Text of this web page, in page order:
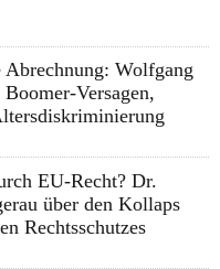
Abrechnung: Wolfgang
Versagen,
EU-Recht? Dr.
über den Kollaps
Rechtsschutzes